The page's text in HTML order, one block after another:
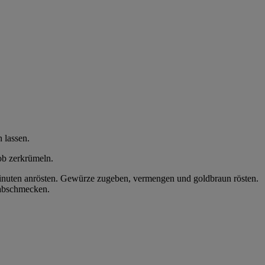
lassen.
zerkrümeln.
anrösten. Gewürze zugeben, vermengen und goldbraun rösten.